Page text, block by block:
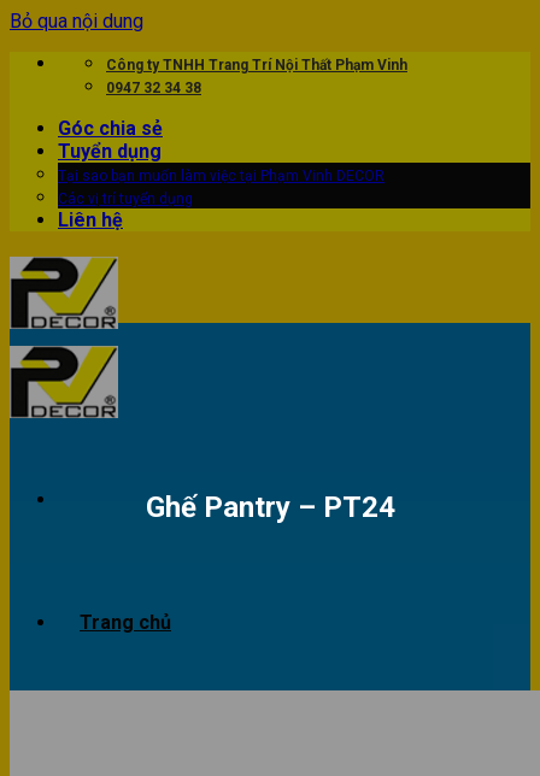
Bỏ qua nội dung
Công ty TNHH Trang Trí Nội Thất Phạm Vinh
0947 32 34 38
Góc chia sẻ
Tuyển dụng
Tại sao bạn muốn làm việc tại Phạm Vinh DECOR
Các vị trí tuyển dụng
Liên hệ
Trang chủ
Ghế Pantry – PT24